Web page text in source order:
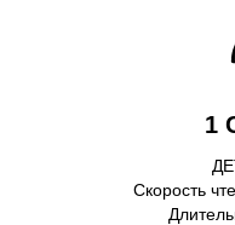
1
Скорость